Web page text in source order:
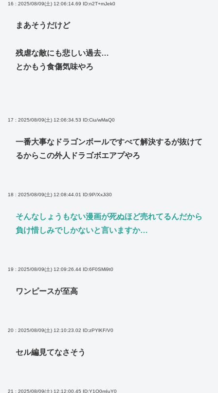
16 : 2025/08/09(土) 12:06:14.69 ID:n2T+mJek0
まあそうだけど
残虐な敵にも悲しい過去…
とかもう食傷気味やろ
17 : 2025/08/09(土) 12:06:34.53 ID:Ciu/wMaQ0
一番大事なドラゴンボールですべて解決するが抜けて
るからこの外人ドラゴボエアプやろ
18 : 2025/08/09(土) 12:08:44.01 ID:9P/XxJi30
そんなしょうもない漫画が死ぬほど売れてるんだから
負け惜しみでしかないと言いますか…
19 : 2025/08/09(土) 12:09:26.44 ID:6F0SMi9t0
ワンピースが至高
20 : 2025/08/09(土) 12:10:23.02 ID:zPYlKF/V0
セル編見てなさそう
21 : 2025/08/09(土) 12:12:00.45 ID:Y1Q0mIuY0